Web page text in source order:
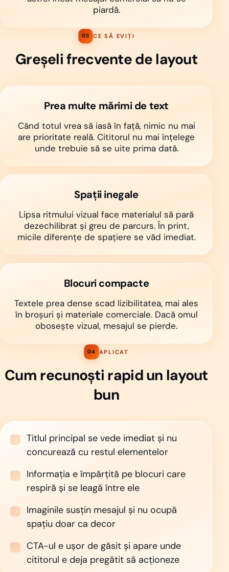
piardă.
03 CE SĂ EVIȚI
Greșeli frecvente de layout
Prea multe mărimi de text
Când totul vrea să iasă în față, nimic nu mai
are prioritate reală. Cititorul nu mai înțelege
unde trebuie să se uite prima dată.
Spații inegale
Lipsa ritmului vizual face materialul să pară
dezechilibrat și greu de parcurs. În print,
micile diferențe de spațiere se văd imediat.
Blocuri compacte
Textele prea dense scad lizibilitatea, mai ales
în broșuri și materiale comerciale. Dacă omul
obosește vizual, mesajul se pierde.
04 APLICAT
Cum recunoști rapid un layout
bun
Titlul principal se vede imediat și nu
concurează cu restul elementelor
Informația e împărțită pe blocuri care
respiră și se leagă între ele
Imaginile susțin mesajul și nu ocupă
spațiu doar ca decor
CTA-ul e ușor de găsit și apare unde
cititorul e deja pregătit să acționeze